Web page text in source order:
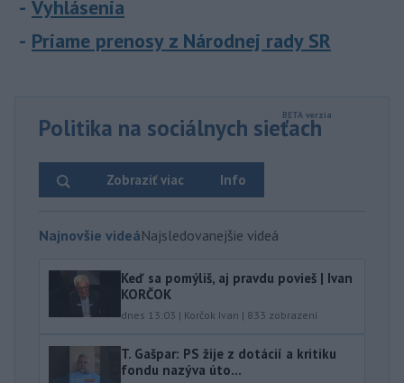
Vyhlásenia
Priame prenosy z Národnej rady SR
Politika na sociálnych sieťach
Info
Zobraziť viac
Najnovšie videáNajsledovanejšie videá
Keď sa pomýliš, aj pravdu povieš | Ivan
KORČOK
dnes 13:03 | Korčok Ivan | 833 zobrazení
T. Gašpar: PS žije z dotácií a kritiku
fondu nazýva úto...